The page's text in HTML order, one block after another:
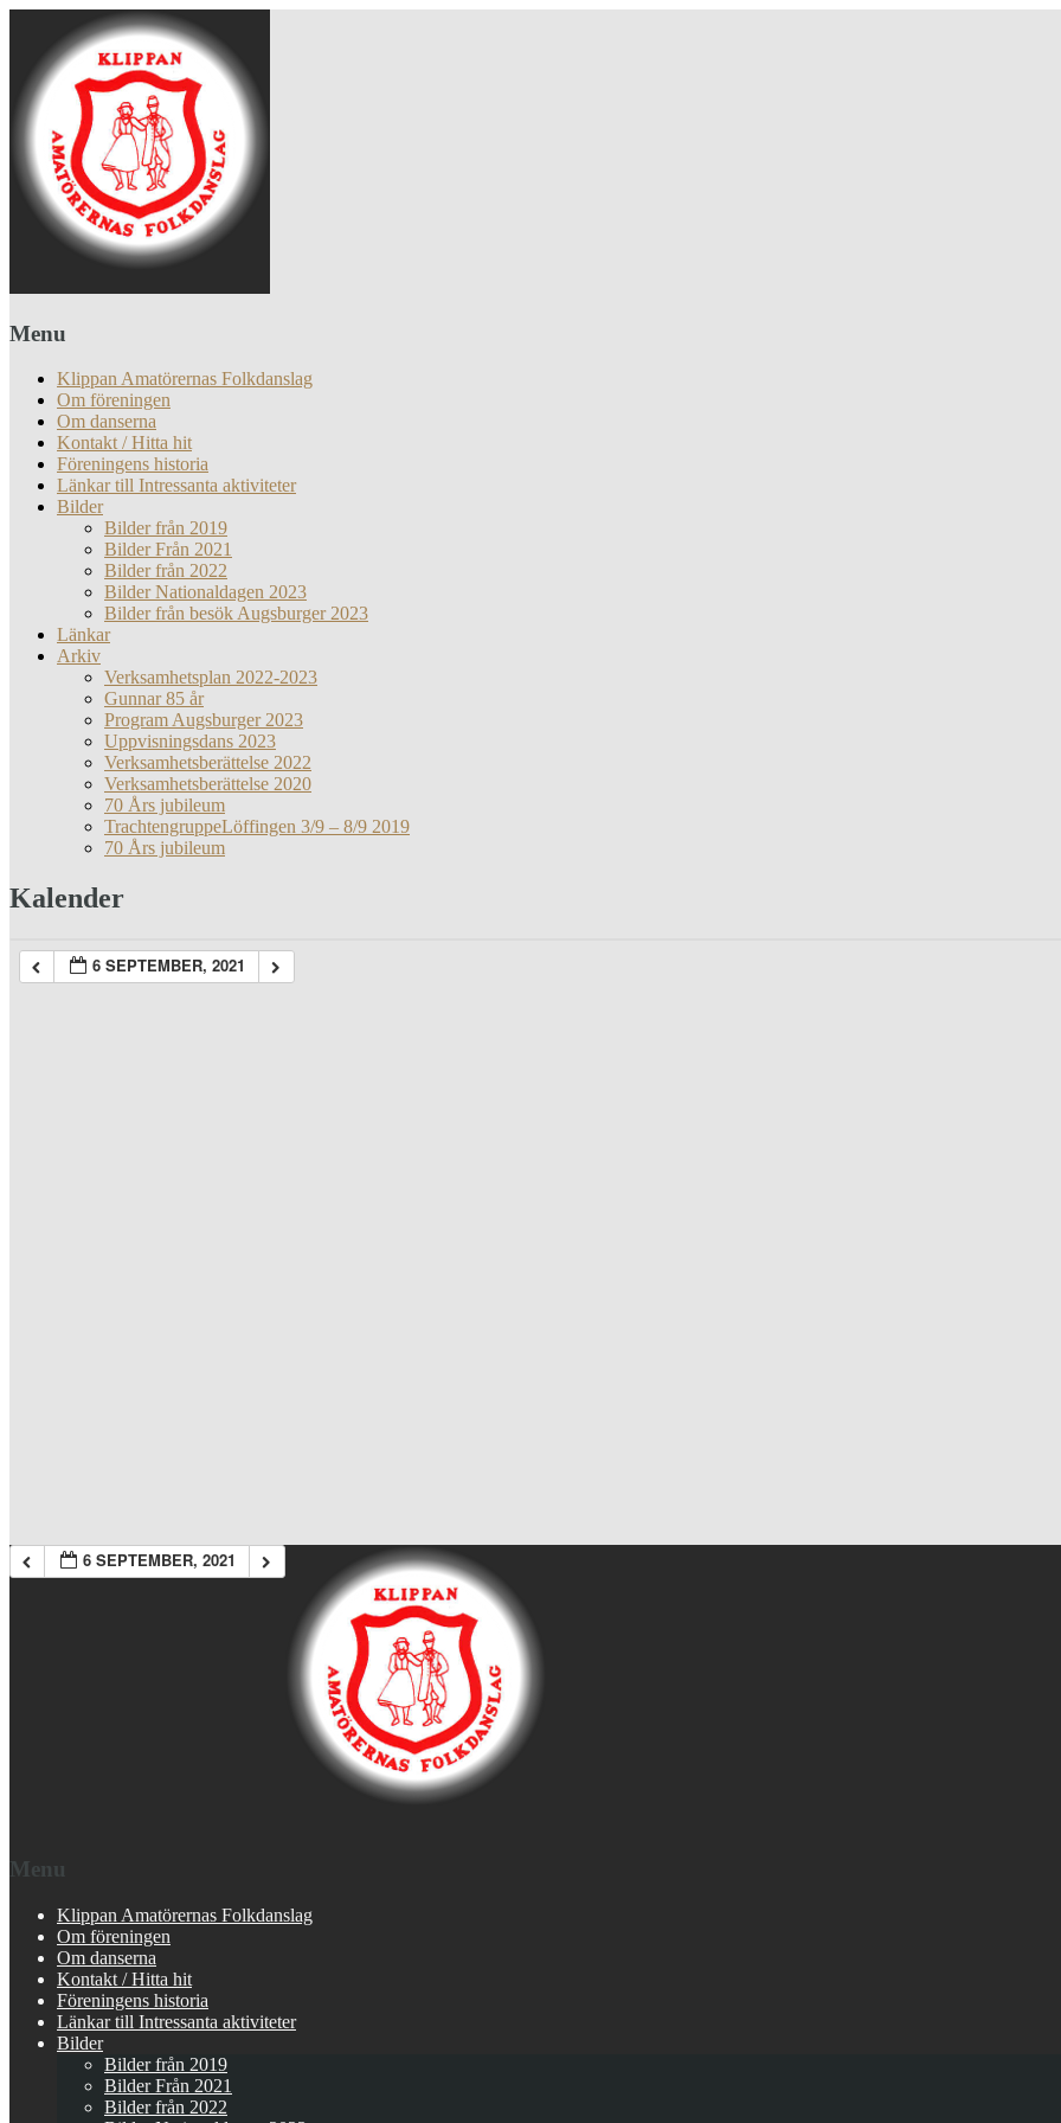
Menu
Klippan Amatörernas Folkdanslag
Om föreningen
Om danserna
Kontakt / Hitta hit
Föreningens historia
Länkar till Intressanta aktiviteter
Bilder
Bilder från 2019
Bilder Från 2021
Bilder från 2022
Bilder Nationaldagen 2023
Bilder från besök Augsburger 2023
Länkar
Arkiv
Verksamhetsplan 2022-2023
Gunnar 85 år
Program Augsburger 2023
Uppvisningsdans 2023
Verksamhetsberättelse 2022
Verksamhetsberättelse 2020
70 Års jubileum
TrachtengruppeLöffingen 3/9 – 8/9 2019
70 Års jubileum
Kalender
6 SEPTEMBER, 2021
6 SEPTEMBER, 2021
Menu
Klippan Amatörernas Folkdanslag
Om föreningen
Om danserna
Kontakt / Hitta hit
Föreningens historia
Länkar till Intressanta aktiviteter
Bilder
Bilder från 2019
Bilder Från 2021
Bilder från 2022